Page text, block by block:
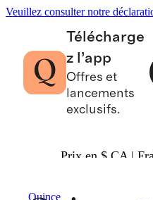
Veuillez consulter notre
Télécharge
z l’app
Offres et
lancements
exclusifs.
Prix en $ CA |
Quince
UN SOMMEIL